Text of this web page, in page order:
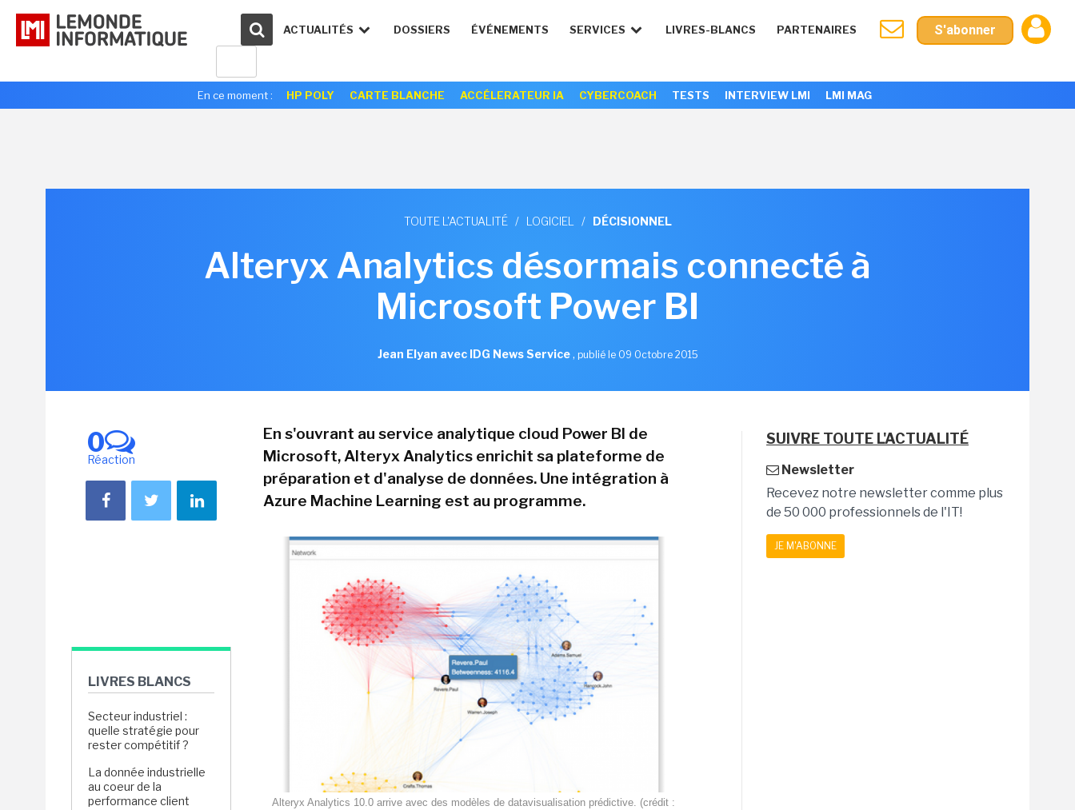
ACTUALITÉS DOSSIERS ÉVÉNEMENTS SERVICES LIVRES-BLANCS PARTENAIRES S'abonner
En ce moment : HP POLY CARTE BLANCHE ACCÉLERATEUR IA CYBERCOACH TESTS INTERVIEW LMI LMI MAG
TOUTE L'ACTUALITÉ / LOGICIEL / DÉCISIONNEL
Alteryx Analytics désormais connecté à
Microsoft Power BI
Jean Elyan avec IDG News Service, publié le 09 Octobre 2015
0
Réaction
LIVRES BLANCS
Secteur industriel :
quelle stratégie pour
rester compétitif ?
La donnée industrielle
au coeur de la
performance client
En s'ouvrant au service analytique cloud Power BI de
Microsoft, Alteryx Analytics enrichit sa plateforme de
préparation et d'analyse de données. Une intégration à
Azure Machine Learning est au programme.
Alteryx Analytics 10.0 arrive avec des modèles de datavisualisation prédictive. (crédit :
SUIVRE TOUTE L'ACTUALITÉ
Newsletter
Recevez notre newsletter comme plus
de 50 000 professionnels de l'IT!
JE M'ABONNE